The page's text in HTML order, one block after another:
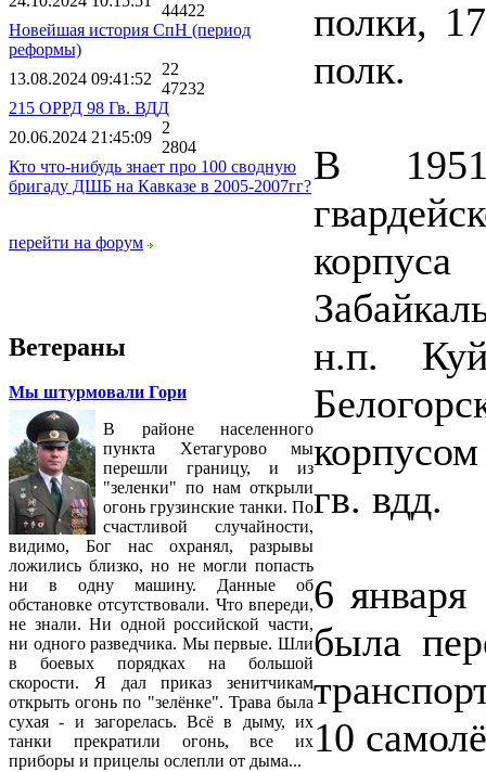
44422
Новейшая история СпН (период
реформы)
13.08.2024 09:41:52
22
47232
215 ОРРД 98 Гв. ВДД
20.06.2024 21:45:09
2
2804
Кто что-нибудь знает про 100 сводную
бригаду ДШБ на Кавказе в 2005-2007гг?
перейти на форум
Ветераны
Мы штурмовали Гори
В районе населенного
пункта Хетагурово мы
перешли границу, и из
"зеленки" по нам открыли
огонь грузинские танки. По
счастливой случайности,
видимо, Бог нас охранял, разрывы
ложились близко, но не могли попасть
ни в одну машину. Данные об
обстановке отсутствовали. Что впереди,
не знали. Ни одной российской части,
ни одного разведчика. Мы первые. Шли
в боевых порядках на большой
скорости. Я дал приказ зенитчикам
открыть огонь по "зелёнке". Трава была
сухая - и загорелась. Всё в дыму, их
танки прекратили огонь, все их
приборы и прицелы ослепли от дыма...
полки,
полк.
В 1951
н.п.
гв. вдд.
6 января
была
10